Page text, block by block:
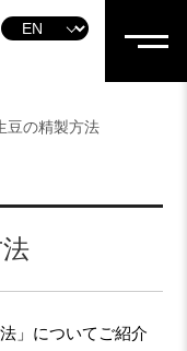
豆の精製方法
」についてご紹介